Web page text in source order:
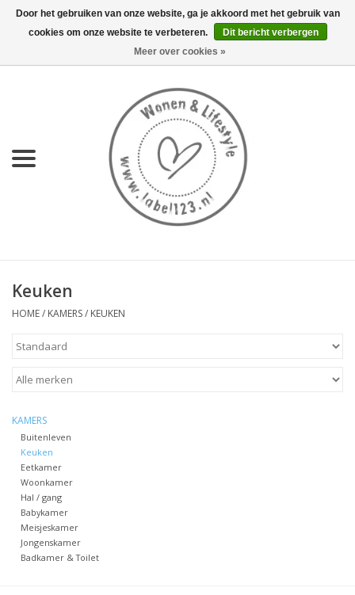
0 Artikelen - €0,00
KEUKEN
LIFESTYLE
MEUBELS
STATIONARY
OUTDOOR
SALE
KAMERS
ALGEMEEN
Keuken
HOME/ KAMERS/ KEUKEN
KAMERS
Buitenleven
Keuken
Eetkamer
Woonkamer
Hal / gang
Babykamer
Meisjeskamer
Jongenskamer
Badkamer & Toilet
Door het gebruiken van onze website, ga je akkoord met het gebruik van
cookies om onze website te verbeteren.
Dit bericht verbergen
Meer over cookies »